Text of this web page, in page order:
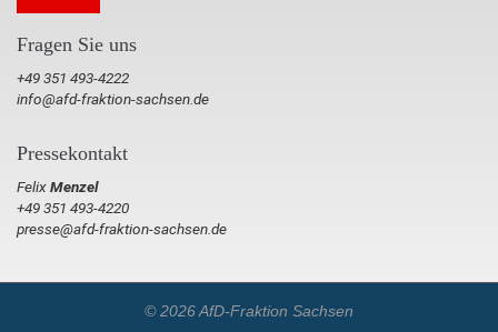
Fragen Sie uns
+49 351 493-4222
info@afd-fraktion-sachsen.de
Pressekontakt
FelixMenzel
+49 351 493-4220
presse@afd-fraktion-sachsen.de
© 2026 AfD-Fraktion Sachsen